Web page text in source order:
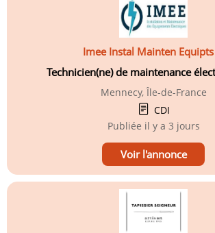
Imee Instal Mainten Equipts
Technicien(ne) de maintenance
Mennecy, Île-de-France
CDI
Publiée il y a 3 jours
Voir l'annonce